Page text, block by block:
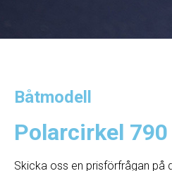
Båtmodell
Polarcirkel 790
Skicka oss en prisförfrågan på